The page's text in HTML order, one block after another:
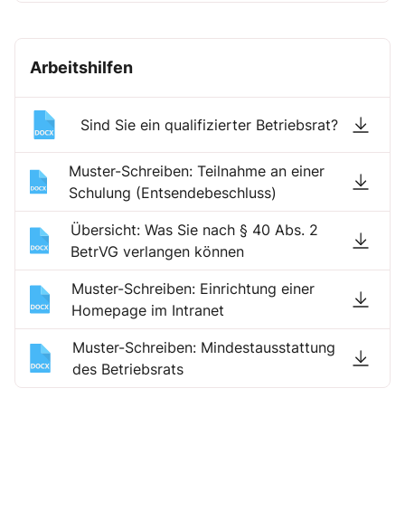
Arbeitshilfen
Sind Sie ein qualifizierter Betriebsrat?
Muster-Schreiben: Teilnahme an einer
Schulung (Entsendebeschluss)
Übersicht: Was Sie nach § 40 Abs. 2
BetrVG verlangen können
Muster-Schreiben: Einrichtung einer
Homepage im Intranet
Muster-Schreiben: Mindestausstattung
des Betriebsrats